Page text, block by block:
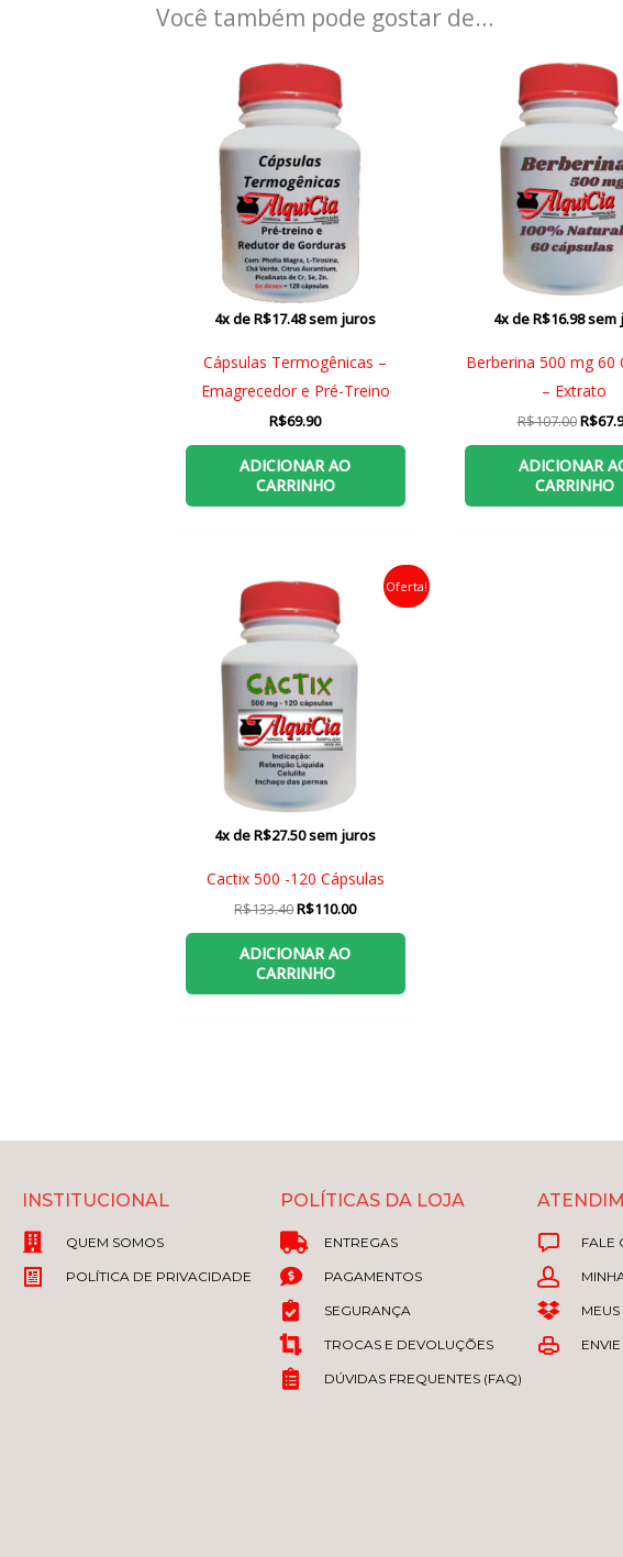
Você também pode gostar de…
4x deR$17.48sem juros
Cápsulas Termogênicas –
Emagrecedor e Pré-Treino
R$69.90
ADICIONAR AO
CARRINHO
4x deR$16.98sem
Berberina 500 mg 60
– Extrato
R$107.00 O
era:
R$
ADICIONAR
CARRINHO
Oferta!
4x deR$27.50sem juros
Cactix 500 -120 Cápsulas
R$133.40O
original
era:
R$133.40.
R$110.00O
ADICIONAR AO
CARRINHO
INSTITUCIONAL
QUEM SOMOS
POLÍTICA DE PRIVACIDADE
POLÍTICAS DA LOJA
ENTREGAS
PAGAMENTOS
SEGURANÇA
TROCAS E DEVOLUÇÕES
DÚVIDAS FREQUENTES (FAQ)
FALE